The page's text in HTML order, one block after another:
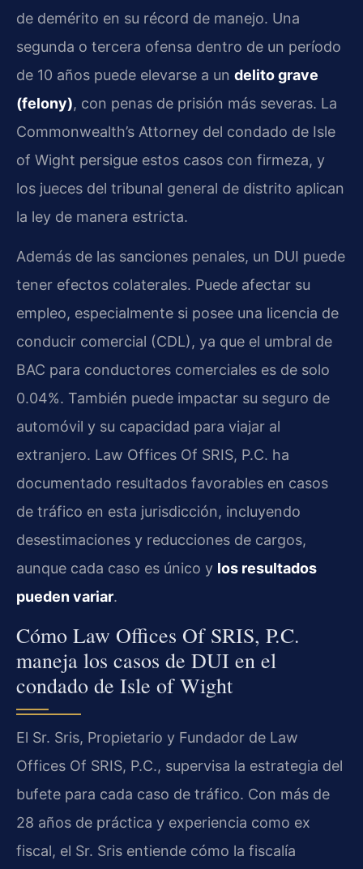
de demérito en su récord de manejo. Una
segunda o tercera ofensa dentro de un período
de 10 años puede elevarse a un delito grave
(felony), con penas de prisión más severas. La
Commonwealth’s Attorney del condado de Isle
of Wight persigue estos casos con firmeza, y
los jueces del tribunal general de distrito aplican
la ley de manera estricta.
Además de las sanciones penales, un DUI puede
tener efectos colaterales. Puede afectar su
empleo, especialmente si posee una licencia de
conducir comercial (CDL), ya que el umbral de
BAC para conductores comerciales es de solo
0.04%. También puede impactar su seguro de
automóvil y su capacidad para viajar al
extranjero. Law Offices Of SRIS, P.C. ha
documentado resultados favorables en casos
de tráfico en esta jurisdicción, incluyendo
desestimaciones y reducciones de cargos,
aunque cada caso es único y los resultados
pueden variar.
Cómo Law Offices Of SRIS, P.C.
maneja los casos de DUI en el
condado de Isle of Wight
El Sr. Sris, Propietario y Fundador de Law
Offices Of SRIS, P.C., supervisa la estrategia del
bufete para cada caso de tráfico. Con más de
28 años de práctica y experiencia como ex
fiscal, el Sr. Sris entiende cómo la fiscalía